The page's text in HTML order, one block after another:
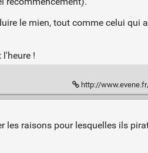
le mien, tout comme celui qui
!
http://
les raisons pour lesquelles ils